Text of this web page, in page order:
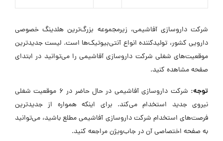
شرکت داروسازی آفاشیمی، زیرمجموعه بزرگ‌ترین هلدینگ خصوصی
دارویی کشور، تولیدکننده انواع آنتی‌بیوتیک‌ها است. لیست جدیدترین
موقعیت‌های شغلی شرکت داروسازی آفاشیمی را می‌توانید در ابتدای
صفحه مشاهده کنید.
توجه:
شرکت داروسازی آفاشیمی در حال حاضر در ۶ موقعیت شغلی
نیروی جدید استخدام می‌کند. برای اینکه همواره از جدیدترین
فرصت‌های استخدام شرکت داروسازی آفاشیمی مطلع باشید، می‌توانید
به صفحه اختصاصی آن در جاب‌ویژن مراجعه کنید.